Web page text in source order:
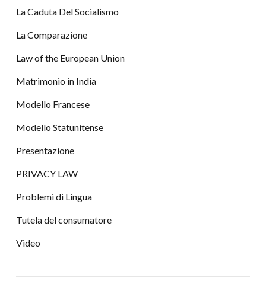
La Caduta Del Socialismo
La Comparazione
Law of the European Union
Matrimonio in India
Modello Francese
Modello Statunitense
Presentazione
PRIVACY LAW
Problemi di Lingua
Tutela del consumatore
Video